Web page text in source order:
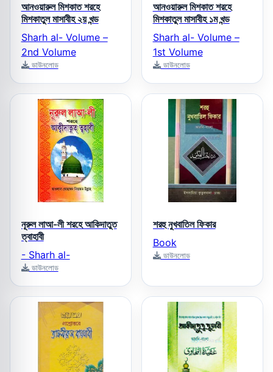
আনওয়ারুল মিশকাত শরহে
মিশকাতুল মাসাবীহ ২য় খন্ড
Sharh al- Volume –
2nd Volume
ডাউনলোড
আনওয়ারুল মিশকাত শরহে
মিশকাতুল মাসাবীহ ১ম খন্ড
Sharh al- Volume –
1st Volume
ডাউনলোড
নূরুল লাআ-লী শরহে আকিদাতুত
ত্বাহাবী
- Sharh al-
ডাউনলোড
শরহু নুখবাতিল ফিকার
Book
ডাউনলোড